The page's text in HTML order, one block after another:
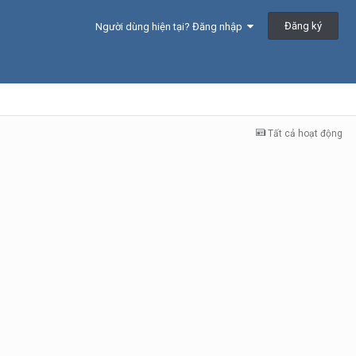
Người dùng hiện tại? Đăng nhập Đăng ký
Tất cả hoạt động